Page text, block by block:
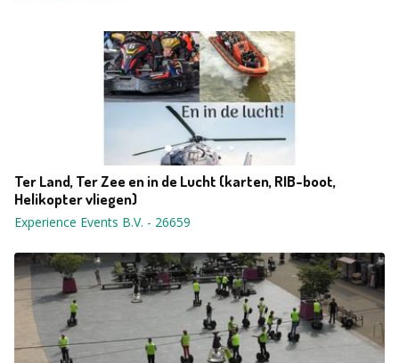
Ter Land, Ter Zee en in de Lucht (karten, RIB-boot,
Helikopter vliegen)
Experience Events B.V. - 26659